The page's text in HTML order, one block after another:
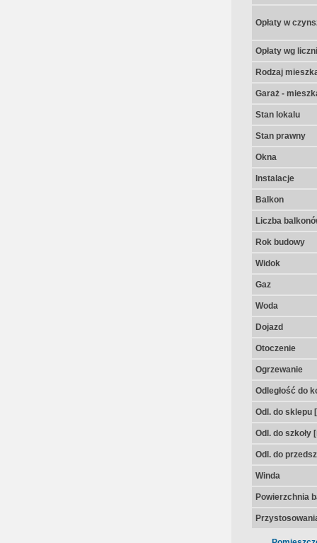
Opłaty w
Opłaty wg
Rodzaj
Garaż -
Stan lokalu
Stan prawny
Okna
Instalacje
Balkon
Liczba
Rok budowy
Widok
Gaz
Woda
Dojazd
Otoczenie
Ogrzewanie
Odległość do
Odl. do sklepu
Odl. do szkoły
Odl. do
Winda
Powierzchnia